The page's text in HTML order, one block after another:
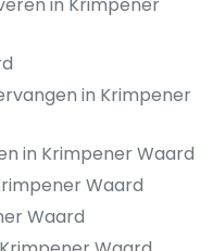
in Krimpener
in Krimpener Waard
Waard
Waard